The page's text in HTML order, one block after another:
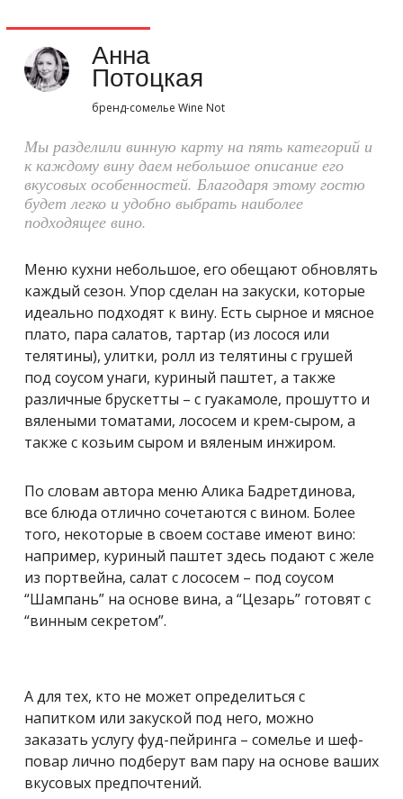
Анна
Потоцкая
бренд-сомелье Wine Not
Мы разделили винную карту на пять категорий и
к каждому вину даем небольшое описание его
вкусовых особенностей. Благодаря этому гостю
будет легко и удобно выбрать наиболее
подходящее вино.
Меню кухни небольшое, его обещают обновлять
каждый сезон. Упор сделан на закуски, которые
идеально подходят к вину. Есть сырное и мясное
плато, пара салатов, тартар (из лосося или
телятины), улитки, ролл из телятины с грушей
под соусом унаги, куриный паштет, а также
различные брускетты – с гуакамоле, прошутто и
вялеными томатами, лососем и крем-сыром, а
также с козьим сыром и вяленым инжиром.
По словам автора меню Алика Бадретдинова,
все блюда отлично сочетаются с вином. Более
того, некоторые в своем составе имеют вино:
например, куриный паштет здесь подают с желе
из портвейна, салат с лососем – под соусом
“Шампань” на основе вина, а “Цезарь” готовят с
“винным секретом”.
А для тех, кто не может определиться с
напитком или закуской под него, можно
заказать услугу фуд-пейринга – сомелье и шеф-
повар лично подберут вам пару на основе ваших
вкусовых предпочтений.